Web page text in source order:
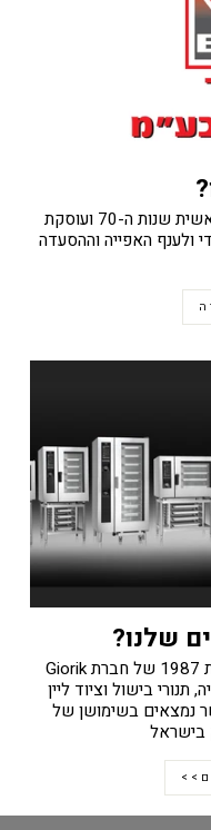
חברת ב.פ.ר סוכנויות בע"מ נוסדה בראשית שנות ה-70 ועוסקת
ולענף האפייה וההסעדה
שלנו?
אנחנו נציגים בלעדיים בישראל משנת 1987 של חברת Giorik
תנורי בישול וציוד ליין
נמצאים בשימושן של
בישראל